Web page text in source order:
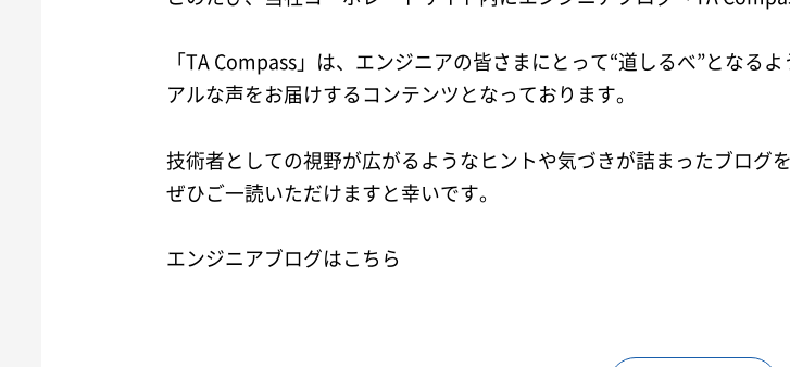
「TA Compass」は、エンジニアの皆さまにとって“道しるべ”となる
アルな声をお届けするコンテンツとなっております。
技術者としての視野が広がるようなヒントや気づきが詰まったブログ
ぜひご一読いただけますと幸いです。
エンジニアブログはこちら